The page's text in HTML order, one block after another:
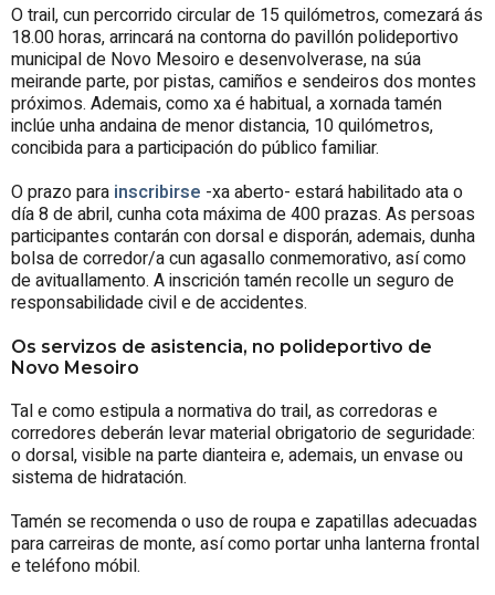
O trail, cun percorrido circular de 15 quilómetros, comezará ás
18.00 horas, arrincará na contorna do pavillón polideportivo
municipal de Novo Mesoiro e desenvolverase, na súa
meirande parte, por pistas, camiños e sendeiros dos montes
próximos. Ademais, como xa é habitual, a xornada tamén
inclúe unha andaina de menor distancia, 10 quilómetros,
concibida para a participación do público familiar.
O prazo para inscribirse -xa aberto- estará habilitado ata o
día 8 de abril, cunha cota máxima de 400 prazas. As persoas
participantes contarán con dorsal e disporán, ademais, dunha
bolsa de corredor/a cun agasallo conmemorativo, así como
de avituallamento. A inscrición tamén recolle un seguro de
responsabilidade civil e de accidentes.
Os servizos de asistencia, no polideportivo de
Novo Mesoiro
Tal e como estipula a normativa do trail, as corredoras e
corredores deberán levar material obrigatorio de seguridade:
o dorsal, visible na parte dianteira e, ademais, un envase ou
sistema de hidratación.
Tamén se recomenda o uso de roupa e zapatillas adecuadas
para carreiras de monte, así como portar unha lanterna frontal
e teléfono móbil.